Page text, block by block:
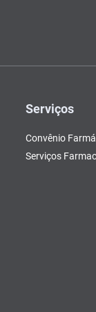
Serviços
Convênio
Serviços